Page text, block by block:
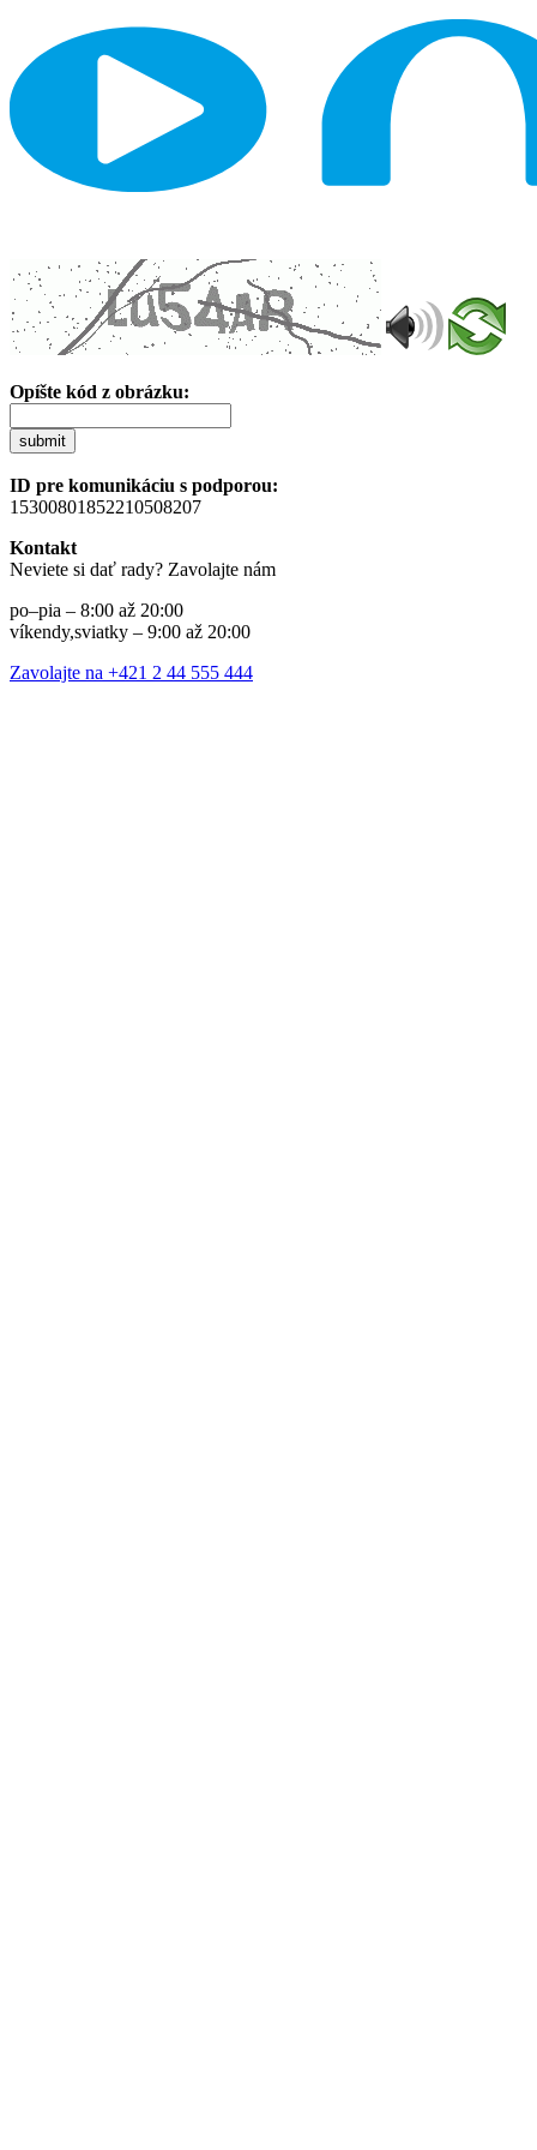
Opíšte kód z obrázku:
submit
ID pre komunikáciu s podporou:
15300801852210508207
Kontakt
Neviete si dať rady? Zavolajte nám
po–pia – 8:00 až 20:00
víkendy,sviatky – 9:00 až 20:00
Zavolajte na +421 2 44 555 444